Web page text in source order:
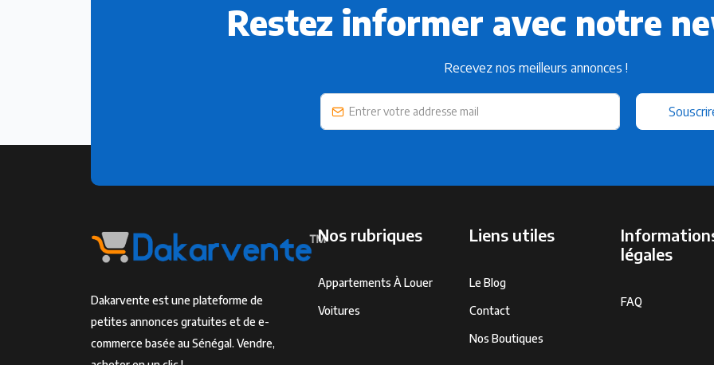
Restez informer avec notre
Recevez nos meilleurs annonces !
Dakarvente est une plateforme de
petites annonces gratuites et de e-
commerce basée au Sénégal. Vendre,
Nos rubriques
Appartements À Louer
Voitures
Liens utiles
Le Blog
Contact
Nos Boutiques
légales
FAQ